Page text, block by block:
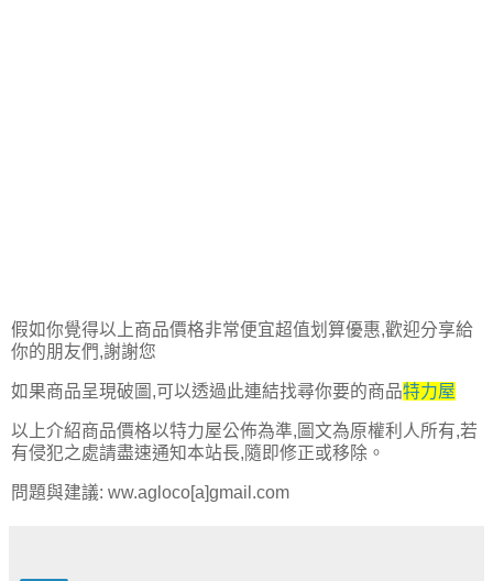
假如你覺得以上商品價格非常便宜超值划算優惠,歡迎分享給
你的朋友們,謝謝您
如果商品呈現破圖,可以透過此連結找尋你要的商品特力屋
以上介紹商品價格以特力屋公佈為準,圖文為原權利人所有,若
有侵犯之處請盡速通知本站長,隨即修正或移除。
問題與建議: ww.agloco[a]gmail.com